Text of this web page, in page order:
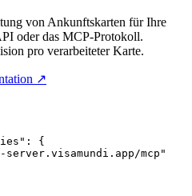
von Ankunftskarten für Ihre
oder das MCP-Protokoll.
pro verarbeiteter Karte.
↗
: {
mcp"